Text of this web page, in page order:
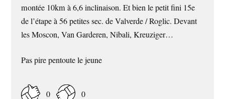
montée 10km à 6,6 inclinaison. Et bien le petit fini 15e
de l’étape à 56 petites sec. de Valverde / Roglic. Devant
les Moscon, Van Garderen, Nibali, Kreuziger…
Pas pire pentoute le jeune
0 0